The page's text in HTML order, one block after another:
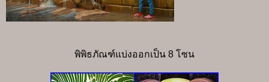
พิพิธภัณฑ์แบ่งออกเป็น 8 โซน